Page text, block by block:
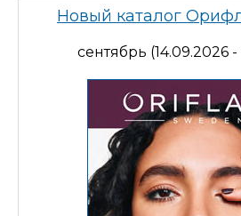
Новый каталог
сентябрь (14.09.2026 -